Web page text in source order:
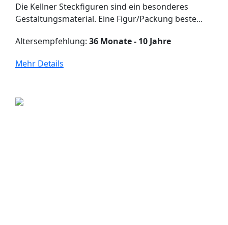
Die Kellner Steckfiguren sind ein besonderes
Gestaltungsmaterial. Eine Figur/Packung beste...
Altersempfehlung: 36 Monate - 10 Jahre
Mehr Details